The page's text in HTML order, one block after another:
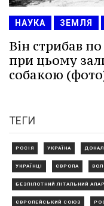
НАУКА ЗЕМЛЯ
Він стрибав
при цьому
собакою
ТЕГИ
РОСІЯ УКРАЇНА
УКРАЇНЦІ ЄВРОПА
БЕЗПІЛОТНИЙ ЛІТАЛЬНИЙ
ЄВРОПЕЙСЬКИЙ СОЮЗ